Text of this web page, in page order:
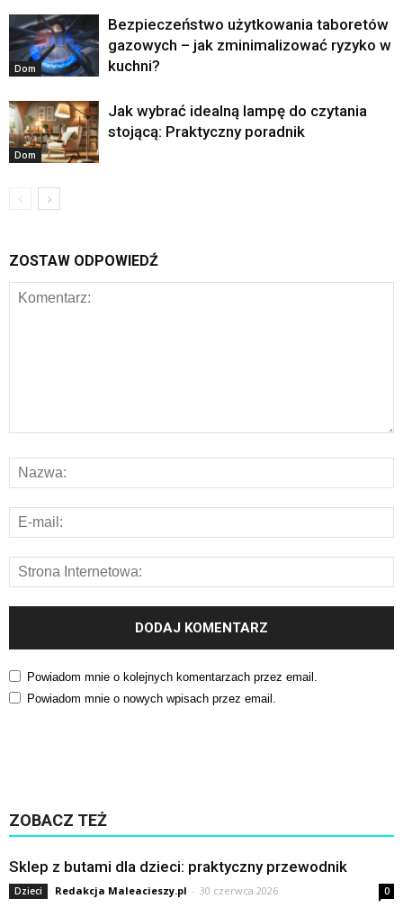
Dom
Bezpieczeństwo użytkowania taboretów
gazowych – jak zminimalizować ryzyko w
kuchni?
Dom
Jak wybrać idealną lampę do czytania
stojącą: Praktyczny poradnik
ZOSTAW ODPOWIEDŹ
Powiadom mnie o kolejnych komentarzach przez email.
Powiadom mnie o nowych wpisach przez email.
ZOBACZ TEŻ
Sklep z butami dla dzieci: praktyczny przewodnik
Dzieci Redakcja Maleacieszy.pl - 30 czerwca 2026 0